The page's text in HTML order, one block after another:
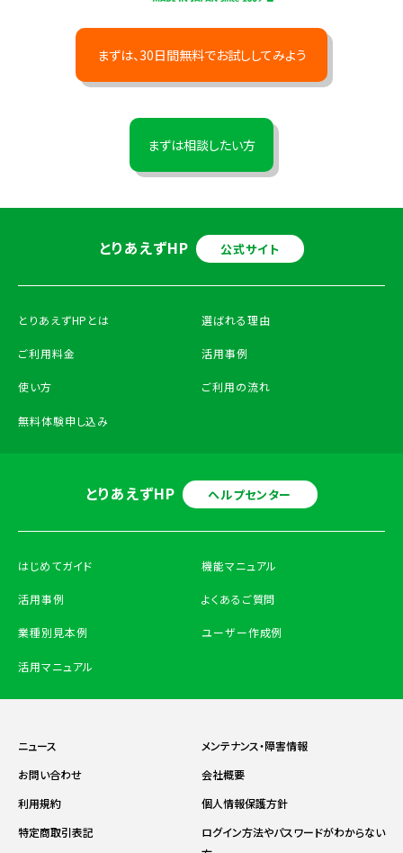
まずは、30日間無料でお試ししてみよう
まずは相談したい方
とりあえずHP 公式サイト
とりあえずHPとは
ご利用料金
使い方
選ばれる理由
活用事例
ご利用の流れ
無料体験申し込み
とりあえずHP ヘルプセンター
はじめてガイド
活用事例
業種別見本例
機能マニュアル
よくあるご質問
ユーザー作成例
活用マニュアル
ニュース
メンテナンス・障害情報
お問い合わせ
会社概要
利用規約
個人情報保護方針
特定商取引表記
ログイン方法やパスワードがわからない